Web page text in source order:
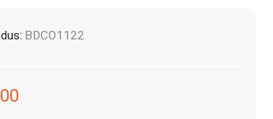
BDCO1122